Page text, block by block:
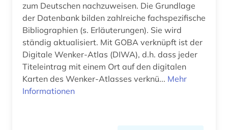
berufsstrategie (1)
berusbildungssystem (1)
berühmte persönlichkeit (1)
besatzung (2)
zum Deutschen nachzuweisen. Die Grundlage
der Datenbank bilden zahlreiche fachspezifische
Bibliographien (s. Erläuterungen). Sie wird
ständig aktualisiert. Mit GOBA verknüpft ist der
Digitale Wenker-Atlas (DIWA), d.h. dass jeder
Titeleintrag mit einem Ort auf den digitalen
Karten des Wenker-Atlasses verknü... Mehr
Informationen